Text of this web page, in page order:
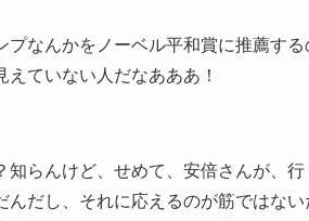
プなんかをノーベル平和賞に推薦す
えていない人だなあああ！
知らんけど、せめて、安倍さんが、
んだし、それに応えるのが筋ではない